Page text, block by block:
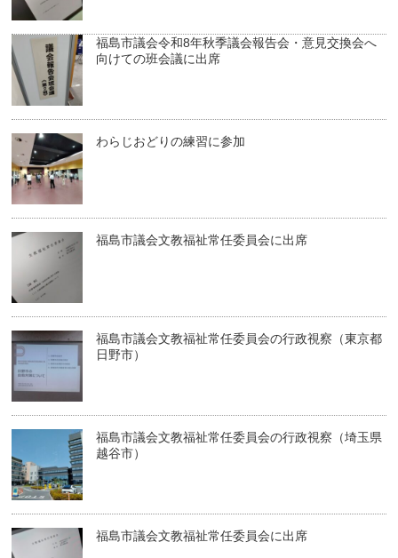
福島市議会令和8年秋季議会報告会・意見交換会へ
向けての班会議に出席
わらじおどりの練習に参加
福島市議会文教福祉常任委員会に出席
福島市議会文教福祉常任委員会の行政視察（東京都
日野市）
福島市議会文教福祉常任委員会の行政視察（埼玉県
越谷市）
福島市議会文教福祉常任委員会に出席